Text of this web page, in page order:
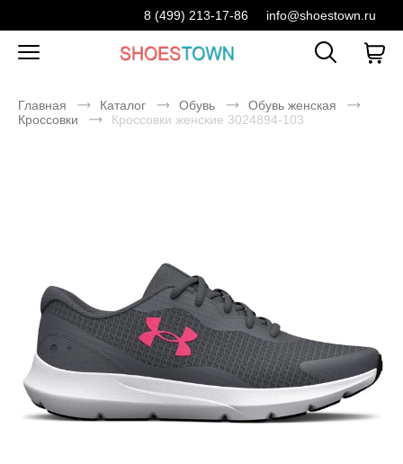
8 (499) 213-17-86 info@shoestown.ru
Главная Каталог Обувь
Обувь женская
Кроссовки
Кроссовки женские 3024894-103